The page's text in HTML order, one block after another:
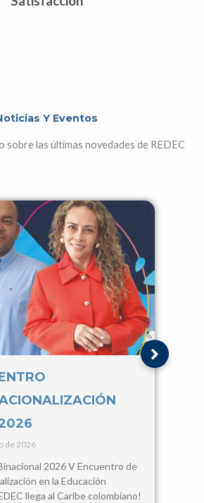
Y Eventos
las últimas novedades de REDEC
de 2026
2026 V Encuentro de
en la Educación
llega al Caribe colombiano!